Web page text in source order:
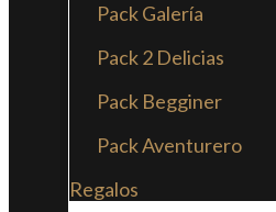
Pack Galería
Pack 2 Delicias
Pack Begginer
Pack Aventurero
Regalos